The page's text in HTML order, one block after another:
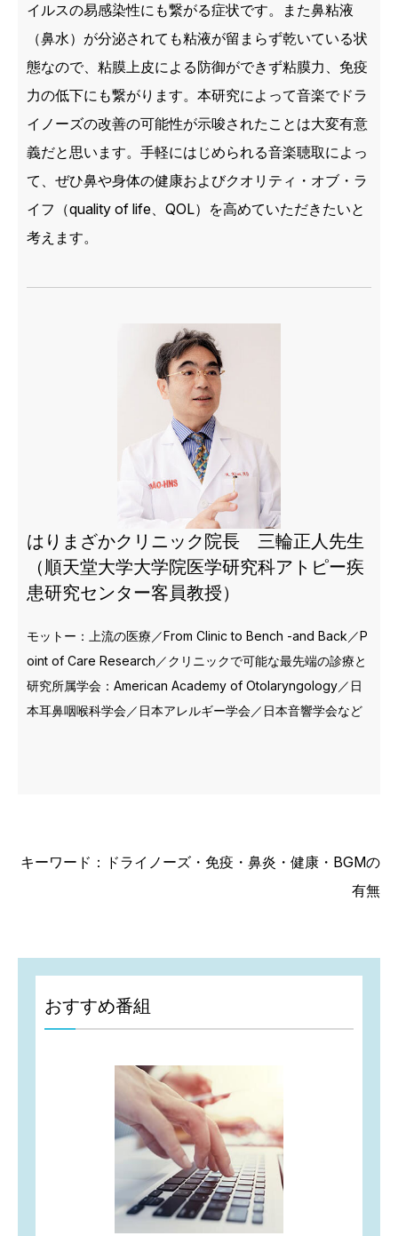
イルスの易感染性にも繋がる症状です。また鼻粘液
（鼻水）が分泌されても粘液が留まらず乾いている状
態なので、粘膜上皮による防御ができず粘膜力、免疫
力の低下にも繋がります。本研究によって音楽でドラ
イノーズの改善の可能性が示唆されたことは大変有意
義だと思います。手軽にはじめられる音楽聴取によっ
て、ぜひ鼻や身体の健康およびクオリティ・オブ・ラ
イフ（quality of life、QOL）を高めていただきたいと
考えます。
はりまざかクリニック院長 三輪正人先生
（順天堂大学大学院医学研究科アトピー疾
患研究センター客員教授）
モットー：上流の医療／From Clinic to Bench -and Back／P
oint of Care Research／クリニックで可能な最先端の診療と
研究所属学会：American Academy of Otolaryngology／日
本耳鼻咽喉科学会／日本アレルギー学会／日本音響学会など
キーワード：ドライノーズ・免疫・鼻炎・健康・BGMの
有無
おすすめ番組